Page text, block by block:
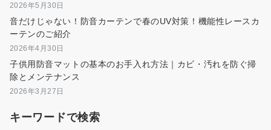
2026年5月30日
音だけじゃない！防音カーテンで春のUV対策！機能性レースカ
ーテンのご紹介
2026年4月30日
子供用防音マットの基本のお手入れ方法｜カビ・汚れを防ぐ掃
除とメンテナンス
2026年3月27日
キーワードで検索